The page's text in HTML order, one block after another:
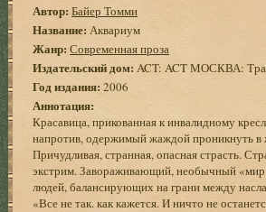
Автор: Байер Томми
Название: Аквариум
Жанр: Современная проза
Издательский дом: ACT: ACT МОСКВА:
Год издания: 2006
Аннотация:
Красавица, прикованная к инвалидному
напротив, одержимый жаждой проникнуть в
Причудливая, странная, опасная страсть.
экстрим. Завораживающий, необычный
людей, балансирующих на грани между
«Все не так. как кажется. И ничто не